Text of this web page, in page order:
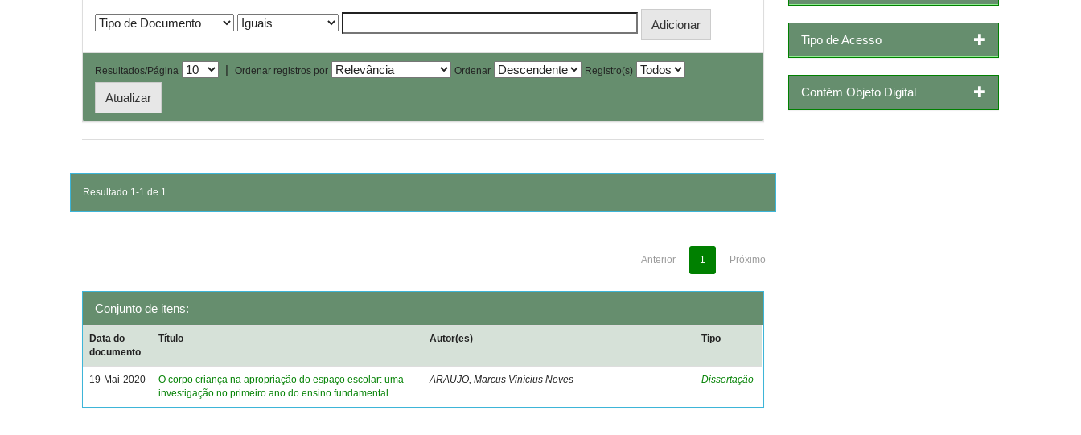
Resultados/Página | Ordenar registros por Ordenar Registro(s)
Resultado 1-1 de 1.
Anterior 1 Próximo
Conjunto de itens:
Data do
documento
Título Autor(es) Tipo
19-Mai-2020
O corpo criança na apropriação do espaço escolar: uma
investigação no primeiro ano do ensino fundamental
ARAUJO, Marcus Vinícius Neves Dissertação
Tipo de Acesso
Contém Objeto Digital